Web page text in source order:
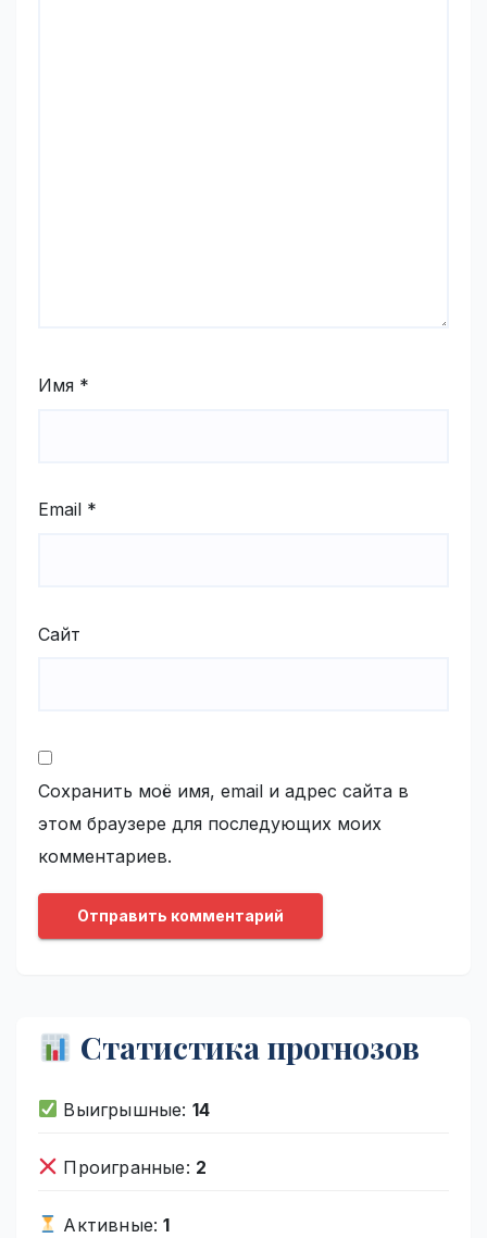
Имя *
Email *
Сайт
Сохранить моё имя, email и адрес сайта в
этом браузере для последующих моих
комментариев.
Статистика прогнозов
Выигрышные: 14
Проигранные: 2
Активные:1